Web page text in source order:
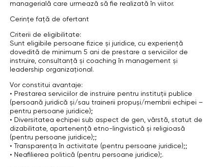
managerială care urmează să fie realizată în viitor.
Cerințe față de ofertant
Criterii de eligibilitate:
Sunt eligibile persoane fizice și juridice, cu experiență
dovedită de minimum 5 ani de prestare a serviciilor de
instruire, consultanță și coaching în management și
leadership organizațional.
Vor constitui avantaje:
• Prestarea serviciilor de instruire pentru instituții publice
(persoană juridică și/sau trainerii propuși/membrii echipei –
pentru persoane juridice);
• Diversitatea echipei sub aspect de gen, vârstă, statut de
dizabilitate, apartenență etno-lingvistică și religioasă
(pentru persoane juridice);;
• Transparența în activitate (pentru persoane juridice);;
• Neafilierea politică (pentru persoane juridice);.